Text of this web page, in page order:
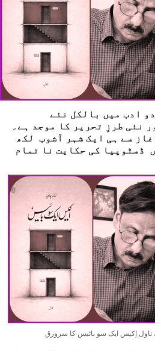
ادب میں بالکل نئے
نئی طرزِ تحریر کا موجد ہے۔
سے ہی ایک شہر آشوب لکھ
ڈسٹوپیا کی حکایت نا تمام
ناول اِکیس ایک سو بائیس کا سرورق